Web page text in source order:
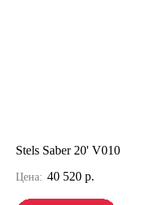
Stels Saber 20' V010
Цена: 40 520 р.